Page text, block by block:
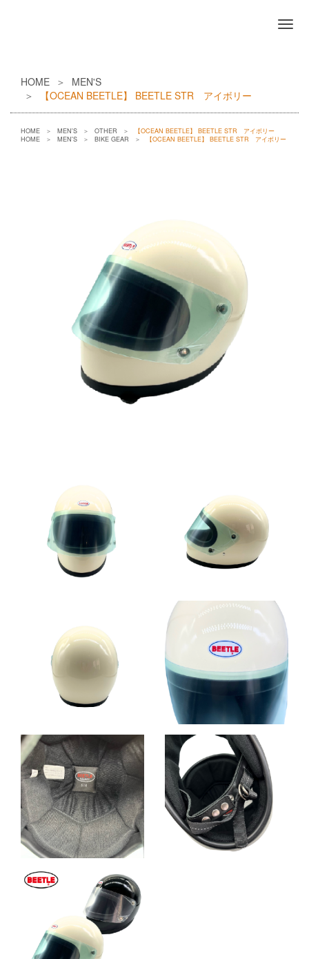
HOME
MEN'S
【OCEAN BEETLE】 BEETLE STR アイボリー
HOME MEN'S OTHER
【OCEAN BEETLE】 BEETLE STR アイボリー
HOME
MEN'S BIKE GEAR 【OCEAN BEETLE】 BEETLE STR アイボリー